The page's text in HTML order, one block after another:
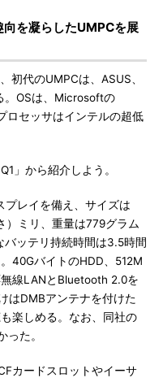
を凝らしたUMPCを展
初代のUMPCは、ASUS、
。OSは、Microsoftの
ロセッサはインテルの超低
」から紹介しよう。
レイを備え、サイズは
）ミリ、重量は779グラム
ッテリ持続時間は3.5時間
40GバイトのHDD、512M
線LANとBluetooth 2.0を
はDMBアンテナを付けた
楽しめる。なお、同社の
った。
カードスロットやイーサ